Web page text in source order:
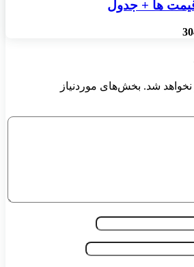
ها + جدول
شد. بخش‌های موردنیاز